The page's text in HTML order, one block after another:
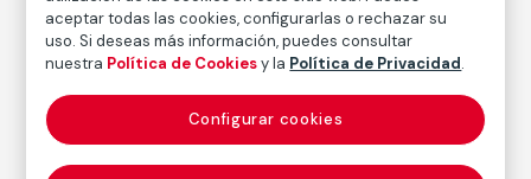
Medidas mancha: 28,5 × 21 cm
Inventario
FM002061
Fecha
1933
aceptar todas las cookies, configurarlas o rechazar su
uso. Si deseas más información, puedes consultar
nuestra Política de Cookiesy la Política de Privacidad.
Configurar cookies